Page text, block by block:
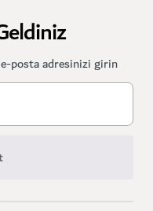
posta adresinizi girin